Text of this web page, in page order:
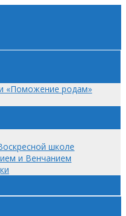
«Поможение родам»
школе
и Венчанием